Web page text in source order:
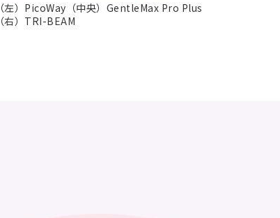
（左）PicoWay（中央）GentleMax Pro Plus
（右）TRI-BEAM